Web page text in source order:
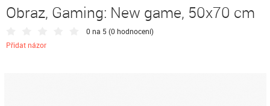
Obraz, Gaming: New game, 50x70 cm
0 na 5 (0 hodnocení)
Přidat názor